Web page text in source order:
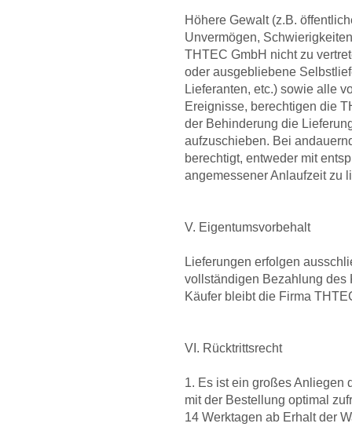
Höhere Gewalt (z.B.
Unvermögen,
THTEC GmbH nicht zu
oder ausgebliebene
Lieferanten, etc.) sowie alle
Ereignisse, berechtigen die
der Behinderung die
aufzuschieben. Bei
berechtigt, entweder mit
angemessener Anlaufzeit zu
V. Eigentumsvorbehalt
Lieferungen erfolgen
vollständigen Bezahlung des
Käufer bleibt die Firma
VI. Rücktrittsrecht
1. Es ist ein großes Anliegen
mit der Bestellung optimal
14 Werktagen ab Erhalt der